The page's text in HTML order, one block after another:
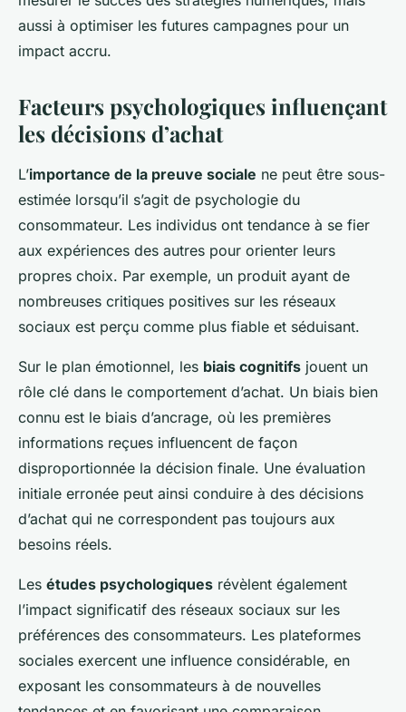
aussi à optimiser les futures campagnes pour un
impact accru.
Facteurs psychologiques influençant
les décisions d’achat
L’importance de la preuve sociale ne peut être sous-
estimée lorsqu’il s’agit de psychologie du
consommateur. Les individus ont tendance à se fier
aux expériences des autres pour orienter leurs
propres choix. Par exemple, un produit ayant de
nombreuses critiques positives sur les réseaux
sociaux est perçu comme plus fiable et séduisant.
Sur le plan émotionnel, les biais cognitifs jouent un
rôle clé dans le comportement d’achat. Un biais bien
connu est le biais d’ancrage, où les premières
informations reçues influencent de façon
disproportionnée la décision finale. Une évaluation
initiale erronée peut ainsi conduire à des décisions
d’achat qui ne correspondent pas toujours aux
besoins réels.
Les études psychologiques révèlent également
l’impact significatif des réseaux sociaux sur les
préférences des consommateurs. Les plateformes
sociales exercent une influence considérable, en
exposant les consommateurs à de nouvelles